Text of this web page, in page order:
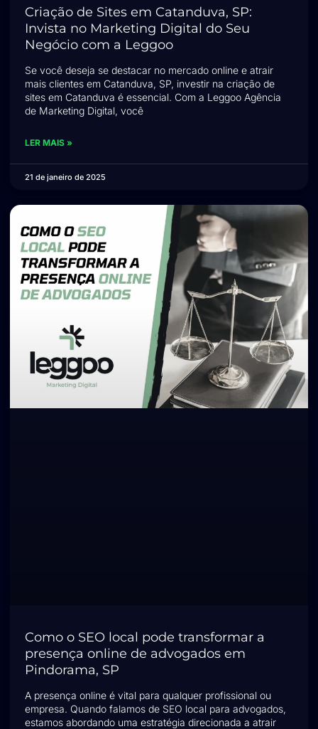
Criação de Sites em Catanduva, SP:
Invista no Marketing Digital do Seu
Negócio com a Leggoo
Se você deseja se destacar no mercado online e atrair
mais clientes em Catanduva, SP, investir na criação de
sites em Catanduva é essencial. Com a Leggoo Agência
de Marketing Digital, você
LER MAIS »
21 de janeiro de 2025
Como o SEO local pode transformar a
presença online de advogados em
Pindorama, SP
A presença online é vital para qualquer profissional ou
empresa. Quando falamos de SEO local para advogados,
estamos abordando uma estratégia direcionada a atrair